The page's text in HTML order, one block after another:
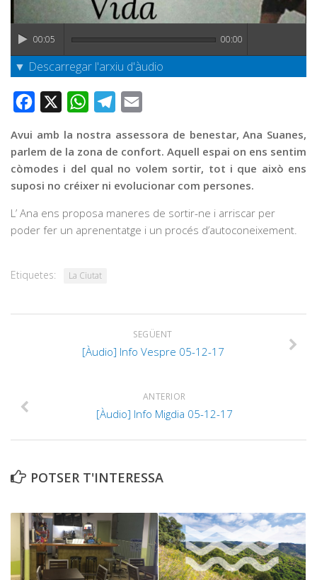
Publicitat
Contacte
00:05 00:00
▼ Descarregar l'arxiu d'àudio
Facebook WhatsAppTelegram
Avui amb la nostra assessora de benestar, Ana Suanes,
parlem de la zona de confort. Aquell espai on ens sentim
còmodes i del qual no volem sortir, tot i que això ens
suposi no créixer ni evolucionar com persones.
L’ Ana ens proposa maneres de sortir-ne i arriscar per
poder fer un aprenentatge i un procés d’autoconeixement.
Etiquetes: La Ciutat
SEGÜENT
[Àudio] Info Vespre 05-12-17
ANTERIOR
[Àudio] Info Migdia 05-12-17
POTSER T'INTERESSA